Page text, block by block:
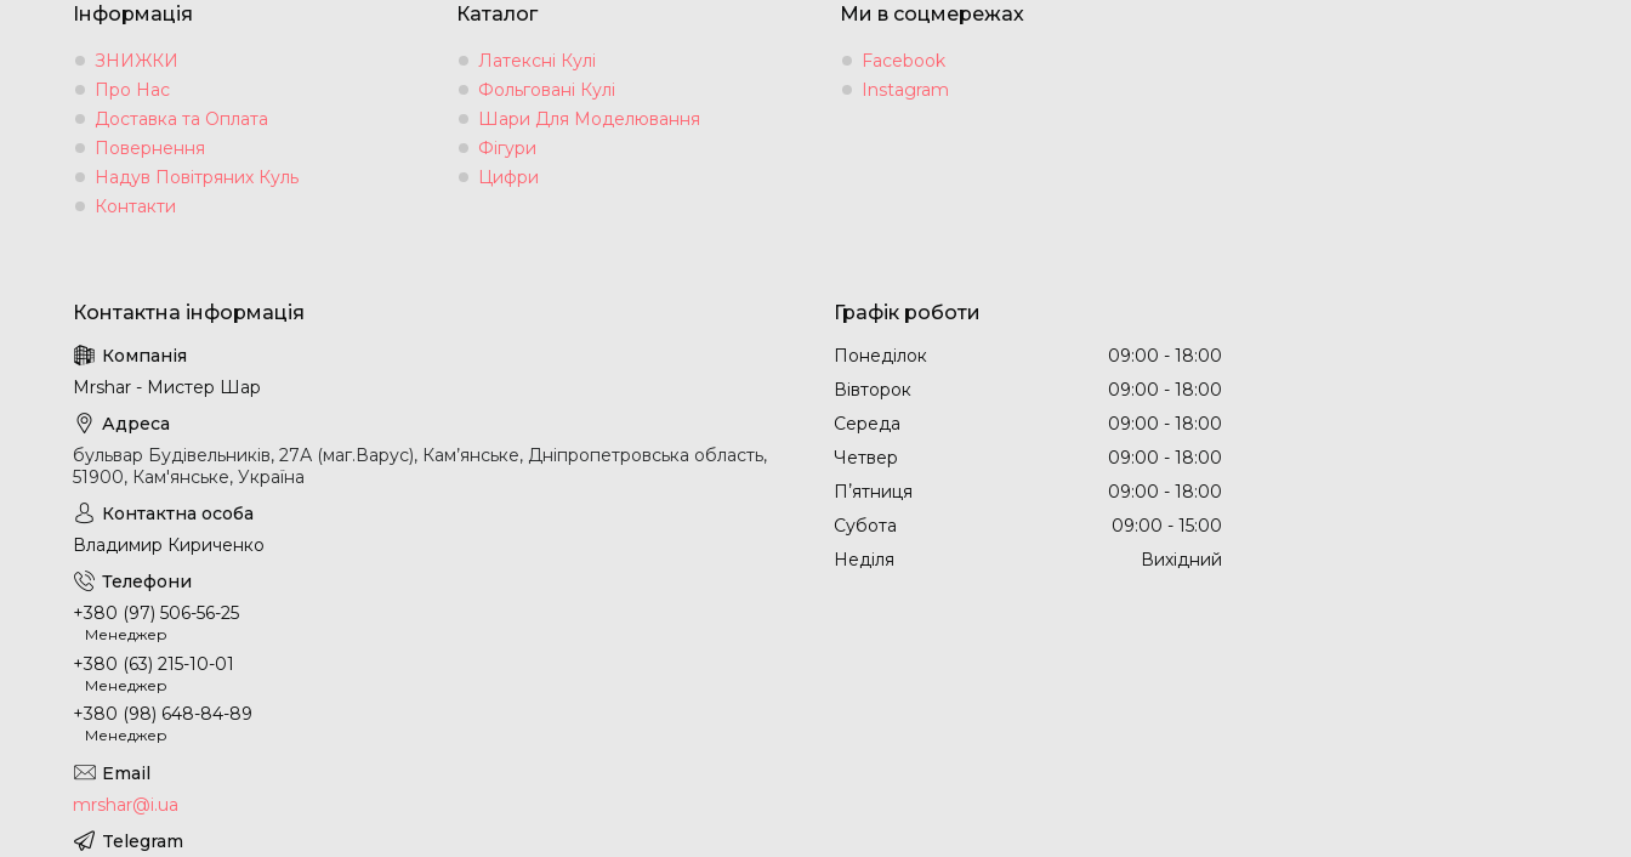
Інформація
ЗНИЖКИ
Про Нас
Доставка та Оплата
Повернення
Надув Повітряних Куль
Контакти
Каталог
Латексні Кулі
Фольговані Кулі
Шари Для Моделювання
Фігури
Цифри
Ми в соцмережах
Facebook
Instagram
Mrshar - Мистер Шар
бульвар Будівельників, 27А (маг.Варус), Кам’янське, Дніпропетровська область,
51900, Кам'янське, Україна
Владимир Кириченко
+380 (97) 506-56-25
Менеджер
+380 (63) 215-10-01
Менеджер
+380 (98) 648-84-89
Менеджер
mrshar@i.ua
Графік роботи
Понеділок 09:00
18:00
Вівторок
09:00
18:00
Середа
09:00
18:00
Четвер
09:00
18:00
Пʼятниця
09:00
18:00
Субота
09:00
15:00
Неділя
Вихідний